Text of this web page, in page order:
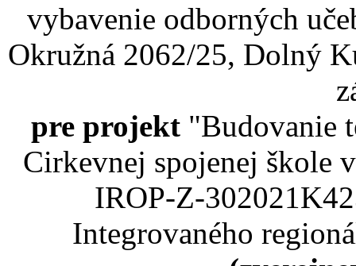
vybavenie odborných
Okružná 2062/25, Dolný
pre projekt "Budovanie
Cirkevnej spojenej
IROP-Z-
Integrovaného